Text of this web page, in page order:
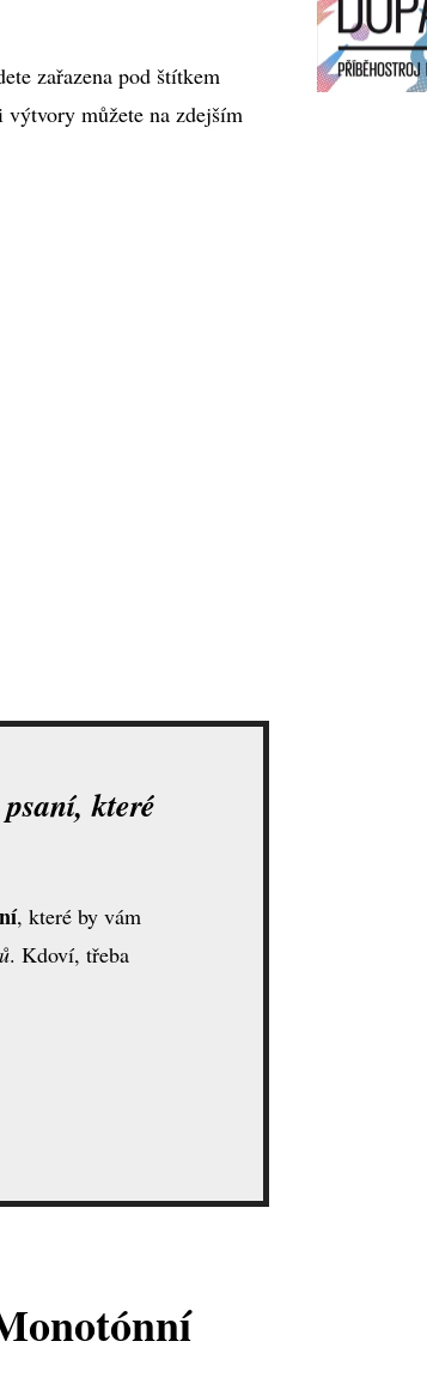
zařazena pod štítkem
výtvory můžete na zdejším
které
, které by vám
. Kdoví, třeba